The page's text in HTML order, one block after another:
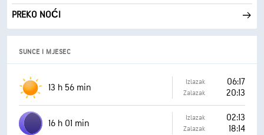
PREKO NOĆI
SUNCE I MJESEC
13 h 56 min Izlazak 06:17
Zalazak 20:13
16 h 01 min Izlazak 02:13
Zalazak 18:14